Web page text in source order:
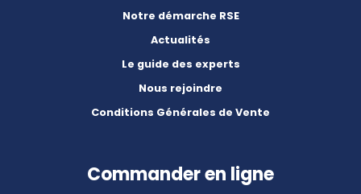
Notre démarche RSE
Actualités
Le guide des experts
Nous rejoindre
Conditions Générales de Vente
Commander en ligne